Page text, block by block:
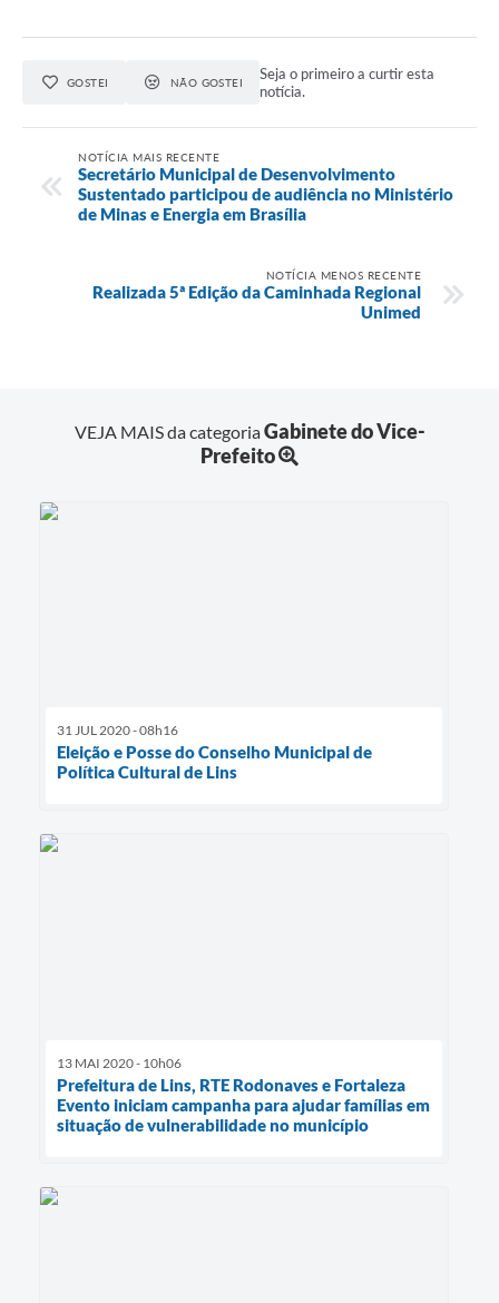
GOSTEI NÃO GOSTEI
Seja o primeiro a curtir esta
notícia.
NOTÍCIA MAIS RECENTE
Secretário Municipal de Desenvolvimento
Sustentado participou de audiência no Ministério
de Minas e Energia em Brasília
NOTÍCIA MENOS RECENTE
Realizada 5ª Edição da Caminhada Regional
Unimed
VEJA MAIS da categoriaGabinete do Vice-
Prefeito
31 JUL 2020 - 08h16
Eleição e Posse do Conselho Municipal de
Política Cultural de Lins
13 MAI 2020 - 10h06
Prefeitura de Lins, RTE Rodonaves e Fortaleza
Evento iniciam campanha para ajudar famílias em
situação de vulnerabilidade no município